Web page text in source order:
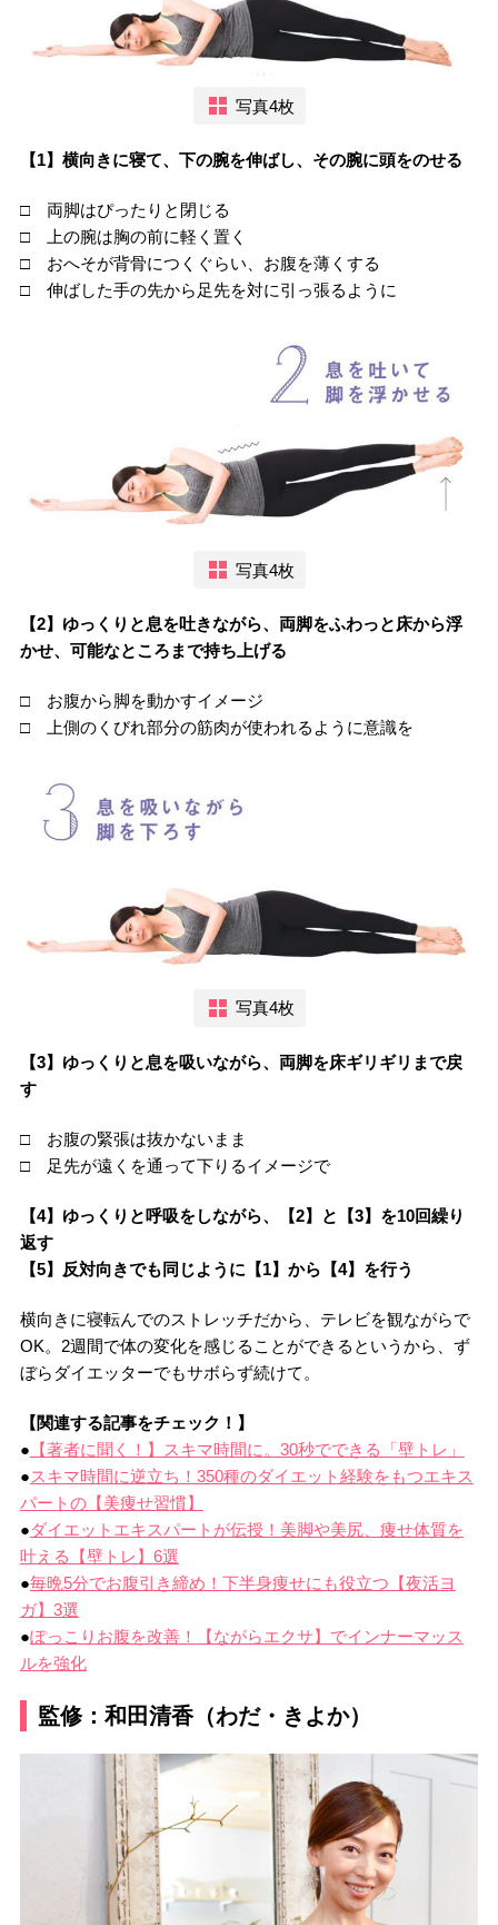
写真4枚
【1】横向きに寝て、下の腕を伸ばし、その腕に頭をのせる
□ 両脚はぴったりと閉じる
□ 上の腕は胸の前に軽く置く
□ おへそが背骨につくぐらい、お腹を薄くする
□ 伸ばした手の先から足先を対に引っ張るように
写真4枚
【2】ゆっくりと息を吐きながら、両脚をふわっと床から浮
かせ、可能なところまで持ち上げる
□ お腹から脚を動かすイメージ
□ 上側のくびれ部分の筋肉が使われるように意識を
写真4枚
【3】ゆっくりと息を吸いながら、両脚を床ギリギリまで戻
す
□ お腹の緊張は抜かないまま
□ 足先が遠くを通って下りるイメージで
【4】ゆっくりと呼吸をしながら、【2】と【3】を10回繰り
返す
【5】反対向きでも同じように【1】から【4】を行う
横向きに寝転んでのストレッチだから、テレビを観ながらで
OK。2週間で体の変化を感じることができるというから、ず
ぼらダイエッターでもサボらず続けて。
【関連する記事をチェック！】
● 【著者に聞く！】スキマ時間に。30秒でできる「壁トレ」
●スキマ時間に逆立ち！350種のダイエット経験をもつエキス
パートの【美痩せ習慣】
●ダイエットエキスパートが伝授！美脚や美尻、痩せ体質を
叶える【壁トレ】6選
●毎晩5分でお腹引き締め！下半身痩せにも役立つ【夜活ヨ
ガ】3選
●ぽっこりお腹を改善！【ながらエクサ】でインナーマッス
ルを強化
監修：和田清香（わだ・きよか）